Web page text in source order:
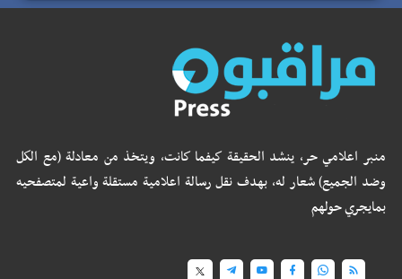
منبر اعلامي حر، ينشد الحقيقة كيفما كانت، ويتخذ من معادلة (مع الكل
وضد الجميع) شعار له، بهدف نقل رسالة اعلامية مستقلة واعية لمتصفحيه
بمايجري حولهم